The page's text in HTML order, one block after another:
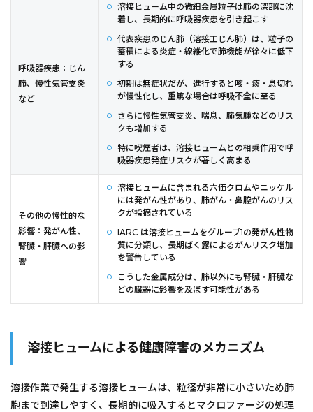
呼吸器疾患：じん
肺、慢性気管支炎
など
溶接ヒューム中の微細金属粒子は肺の深部に沈
着し、長期的に呼吸器疾患を引き起こす
代表疾患のじん肺（溶接工じん肺）は、粒子の
蓄積による炎症・線維化で肺機能が徐々に低下
する
初期は無症状だが、進行すると咳・痰・息切れ
が慢性化し、重篤な場合は呼吸不全に至る
さらに慢性気管支炎、喘息、肺気腫などのリス
クも増加する
特に喫煙者は、溶接ヒュームとの相乗作用で呼
吸器疾患発症リスクが著しく高まる
その他の慢性的な
影響：発がん性、
腎臓・肝臓への影
響
溶接ヒュームに含まれる六価クロムやニッケル
には発がん性があり、肺がん・鼻腔がんのリス
クが指摘されている
IARC は溶接ヒュームをグループ1の発がん性物
質に分類し、長期ばく露によるがんリスク増加
を警告している
こうした金属成分は、肺以外にも腎臓・肝臓な
どの臓器に影響を及ぼす可能性がある
溶接ヒュームによる健康障害のメカニズム
溶接作業で発生する溶接ヒュームは、粒径が非常に小さいため肺
胞まで到達しやすく、長期的に吸入するとマクロファージの処理